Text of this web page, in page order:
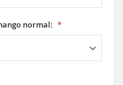
normal: